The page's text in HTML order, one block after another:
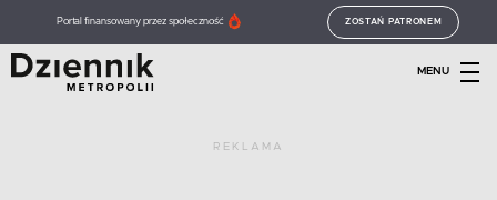
Portal finansowany przez społeczność ZOSTAŃ PATRONEM
MENU
REKLAMA